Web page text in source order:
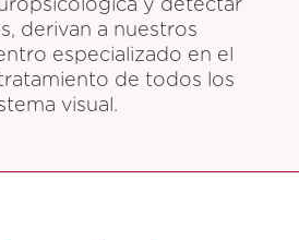
y detectar
derivan a nuestros
especializado en el
de todos los
visual.